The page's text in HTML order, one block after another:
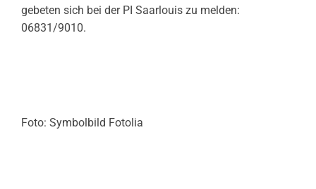
gebeten sich bei der PI Saarlouis zu melden:
06831/9010.
Foto: Symbolbild Fotolia